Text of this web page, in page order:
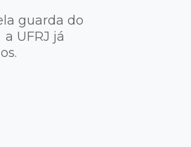
guarda do
UFRJ já